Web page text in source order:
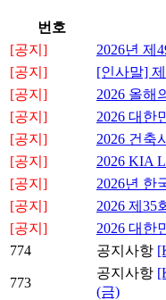
번호
[공지]
2026년 제
[공지]
[인사말]
[공지]
2026 올해
[공지]
2026 대한
[공지]
2026 건축
[공지]
2026 KIA
[공지]
2026년 한
[공지]
2026 제35
[공지]
2026 대한
774
공지사항
773
공지사항
(금)